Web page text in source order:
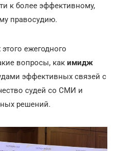
к более эффективному,
правосудию.
ежегодного
вопросы, как имидж
эффективных связей с
судей со СМИ и
решений.